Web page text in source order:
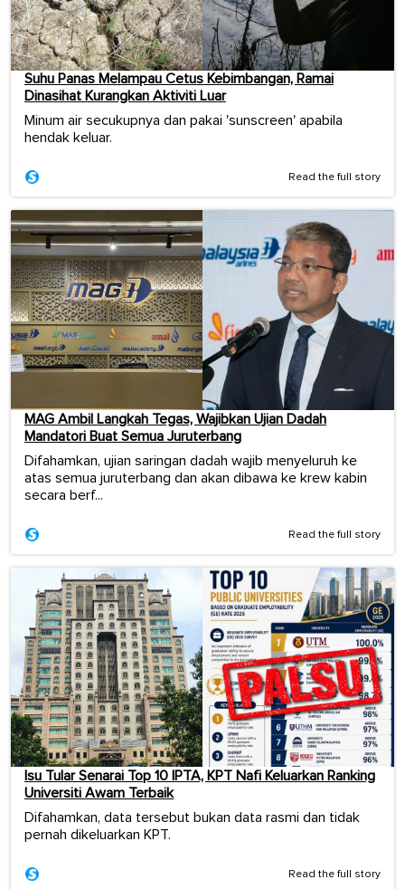
Suhu Panas Melampau Cetus Kebimbangan, Ramai
Dinasihat Kurangkan Aktiviti Luar
Minum air secukupnya dan pakai 'sunscreen' apabila
hendak keluar.
Read the full story
MAG Ambil Langkah Tegas, Wajibkan Ujian Dadah
Mandatori Buat Semua Juruterbang
Difahamkan, ujian saringan dadah wajib menyeluruh ke
atas semua juruterbang dan akan dibawa ke krew kabin
secara berf...
Read the full story
Isu Tular Senarai Top 10 IPTA, KPT Nafi Keluarkan Ranking
Universiti Awam Terbaik
Difahamkan, data tersebut bukan data rasmi dan tidak
pernah dikeluarkan KPT.
Read the full story